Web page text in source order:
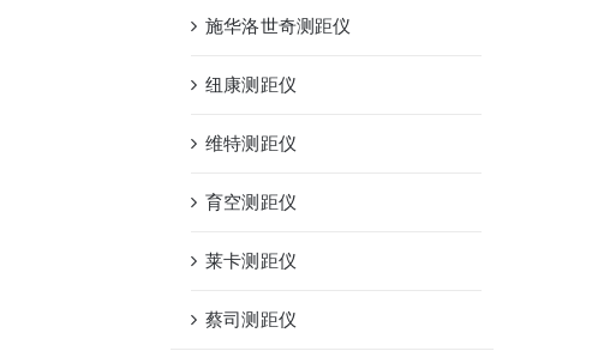
施华洛世奇测距仪
纽康测距仪
维特测距仪
育空测距仪
莱卡测距仪
蔡司测距仪